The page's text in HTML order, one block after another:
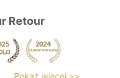
Retour
Pokaż więcej >>